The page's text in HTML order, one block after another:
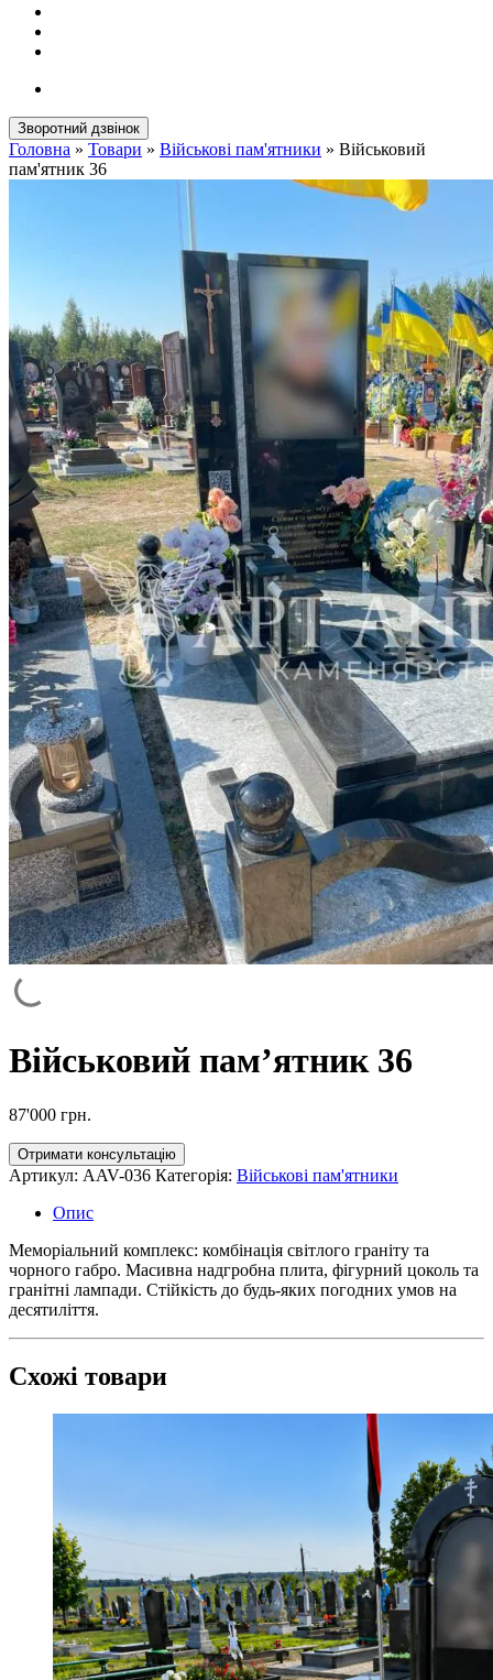
Зворотний дзвінок
Головна » Товари » Військові пам'ятники » Військовий
пам'ятник 36
Військовий пам’ятник 36
87'000 грн.
Отримати консультацію
Артикул: AAV-036 Категорія: Військові пам'ятники
Опис
Меморіальний комплекс: комбінація світлого граніту та
чорного габро. Масивна надгробна плита, фігурний цоколь та
гранітні лампади. Стійкість до будь-яких погодних умов на
десятиліття.
Схожі товари